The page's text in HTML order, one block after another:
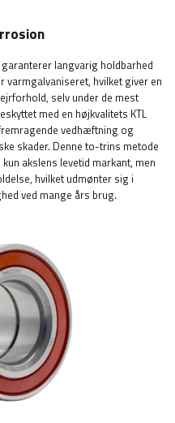
langvarig holdbarhed
hvilket giver en
selv under de mest
med en højkvalitets KTL
vedhæftning og
skader. Denne to-trins metode
akslens levetid markant, men
hvilket udmønter sig i
ved mange års brug.